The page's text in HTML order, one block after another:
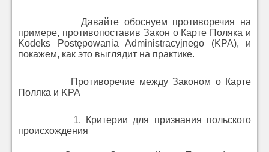
Давайте обоснуем противоречия на
примере, противопоставив Закон о Карте Поляка и
Kodeks Postępowania Administracyjnego (KPA), и
покажем, как это выглядит на практике.
Противоречие между Законом о Карте
Поляка и KPA
1. Критерии для признания польского
происхождения